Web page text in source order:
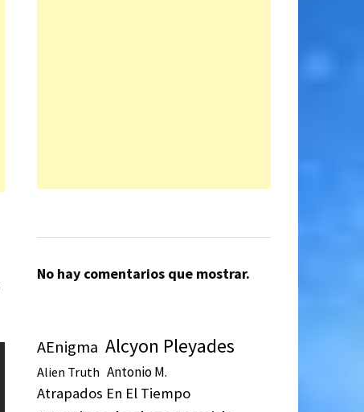
No hay comentarios que mostrar.
AEnigma Alcyon Pleyades
Alien Truth Antonio M.
Atrapados En El Tiempo